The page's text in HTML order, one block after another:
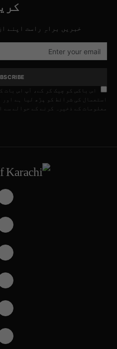
خبریں براہِ راست اپنے
اس باکس کو چیک کر کے، آپ اس
استعمال کی شرائط کو پڑھ لیا ہے
معلومات کے ذخیرہ کرنے کے حوالے سے